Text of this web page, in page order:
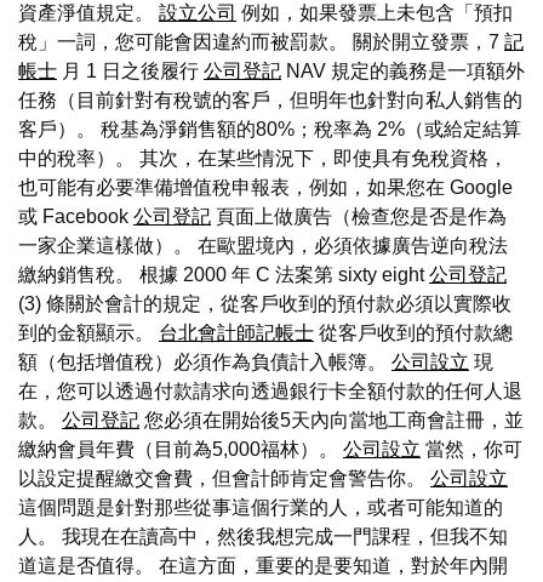
資產淨值規定。 設立公司 例如，如果發票上未包含「預扣
稅」一詞，您可能會因違約而被罰款。 關於開立發票，7 記
帳士 月 1 日之後履行 公司登記 NAV 規定的義務是一項額外
任務（目前針對有稅號的客戶，但明年也針對向私人銷售的
客戶）。 稅基為淨銷售額的80%；稅率為 2%（或給定結算
中的稅率）。 其次，在某些情況下，即使具有免稅資格，
也可能有必要準備增值稅申報表，例如，如果您在 Google
或 Facebook 公司登記 頁面上做廣告（檢查您是否是作為
一家企業這樣做）。 在歐盟境內，必須依據廣告逆向稅法
繳納銷售稅。 根據 2000 年 C 法案第 sixty eight公司登記
(3) 條關於會計的規定，從客戶收到的預付款必須以實際收
到的金額顯示。 台北會計師記帳士 從客戶收到的預付款總
額（包括增值稅）必須作為負債計入帳簿。 公司設立 現
在，您可以透過付款請求向透過銀行卡全額付款的任何人退
款。 公司登記 您必須在開始後5天內向當地工商會註冊，並
繳納會員年費（目前為5,000福林）。 公司設立 當然，你可
以設定提醒繳交會費，但會計師肯定會警告你。 公司設立
這個問題是針對那些從事這個行業的人，或者可能知道的
人。 我現在在讀高中，然後我想完成一門課程，但我不知
道這是否值得。 在這方面，重要的是要知道，對於年內開